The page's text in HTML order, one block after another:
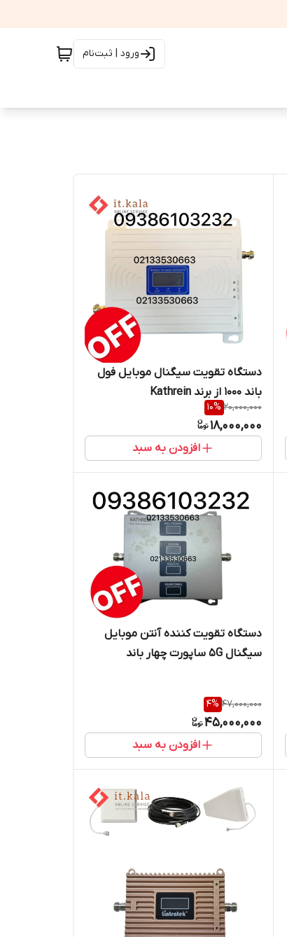
ورود | ثبت‌نام
دستگاه تقویت سیگنال موبایل فول
باند 1000 از برند Kathrein
20,000,000
10%
18,000,000
افزودن به سبد
دستگاه تقویت کننده آنتن موبایل
سیگنال 5G ساپورت چهار باند
47,000,000
4%
45,000,000
افزودن به سبد